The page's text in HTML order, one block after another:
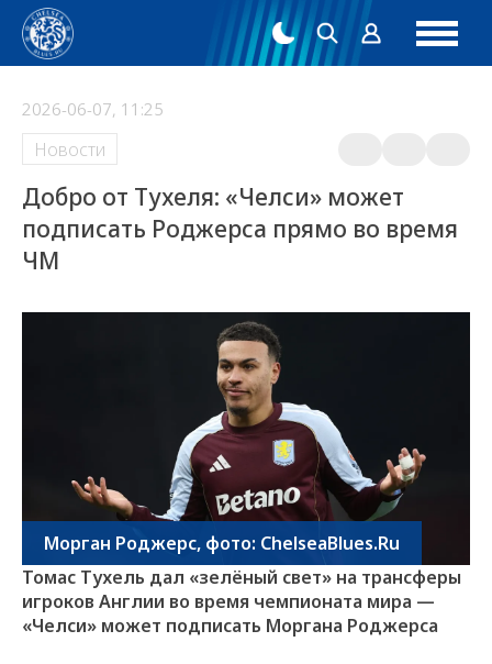
2026-06-07, 11:25
Новости
Добро от Тухеля: «Челси» может
подписать Роджерса прямо во время
ЧМ
Морган Роджерс, фото: ChelseaBlues.Ru
Томас Тухель дал «зелёный свет» на трансферы
игроков Англии во время чемпионата мира —
«Челси» может подписать Моргана Роджерса